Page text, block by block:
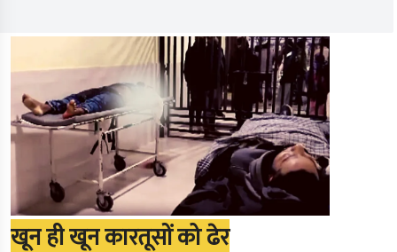
खून ही खून कारतूसों को ढेर